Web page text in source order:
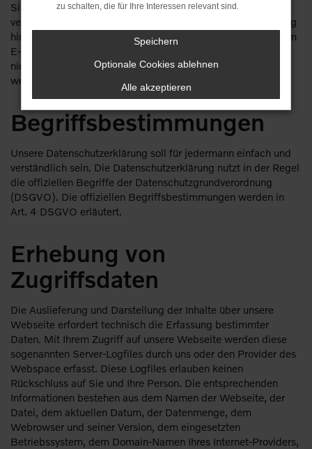
Sicherheit. Wir möchten es aber an dieser Stelle nicht
versäumen, auf die allgemeinen Gefahren der Internetnutzung
hinzuweisen, auf die wir keinen Einfluss haben. Besonders im
E-Mail-Verkehr sind Ihre Daten ohne weitere Vorkehrungen
nicht sicher und können unter Umständen von Dritten erfasst
werden.
Begriffsbestimmungen
Unsere Datenschutzerklärung soll für jedermann einfach und
verständlich sein. Die Datenschutzerklärung nutzt in der Regel
die offiziellen Begriffe der Datenschutzgrundverordnung
(DSGVO). Die offiziellen Begriffsbestimmungen werden in
Art. 4 DSGVO erläutert.
Erhebung von
Zugriffsdaten
Die Auslieferung und Darstellung der Inhalte über unsere
Webseite erfordert technisch die Erfassung bestimmter
Daten. Mit Ihrem Zugriff auf unsere Webseite werden diese
sogenannten Server-Logfiles durch uns oder den Provider des
Webspace erfasst. Diese Logfiles erlauben keinen
Rückschluss auf Sie und Ihre Person. Die entsprechenden
Informationen bestehen aus dem Namen der Webseite, der
Datei, dem aktuellen Datum, der Datenmenge, dem
Webrowser und seiner Version, dem eingesetzten
Betriebssystem, dem Domain-Namen Ihres Internet-Providers,
zu schalten, die für Ihre Interessen relevant sind.
Speichern
Optionale Cookies ablehnen
Alle akzeptieren